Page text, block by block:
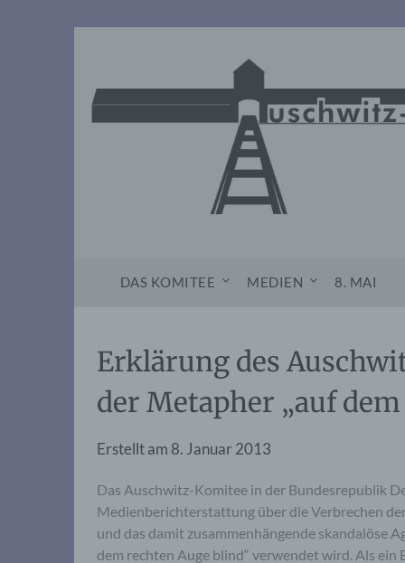
DAS KOMITEE MEDIEN 8. MAI
Erklärung des
der Metapher „auf
Erstellt am 8. Januar 2013
Das Auschwitz-Komitee in der Bundesrepublik
Medienberichterstattung über die Verbrechen
und das damit zusammenhängende skandalöse
dem rechten Auge blind“ verwendet wird. Als